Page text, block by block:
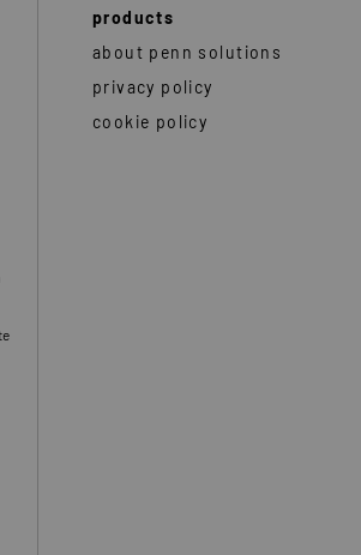
products
about penn solutions
privacy policy
cookie policy